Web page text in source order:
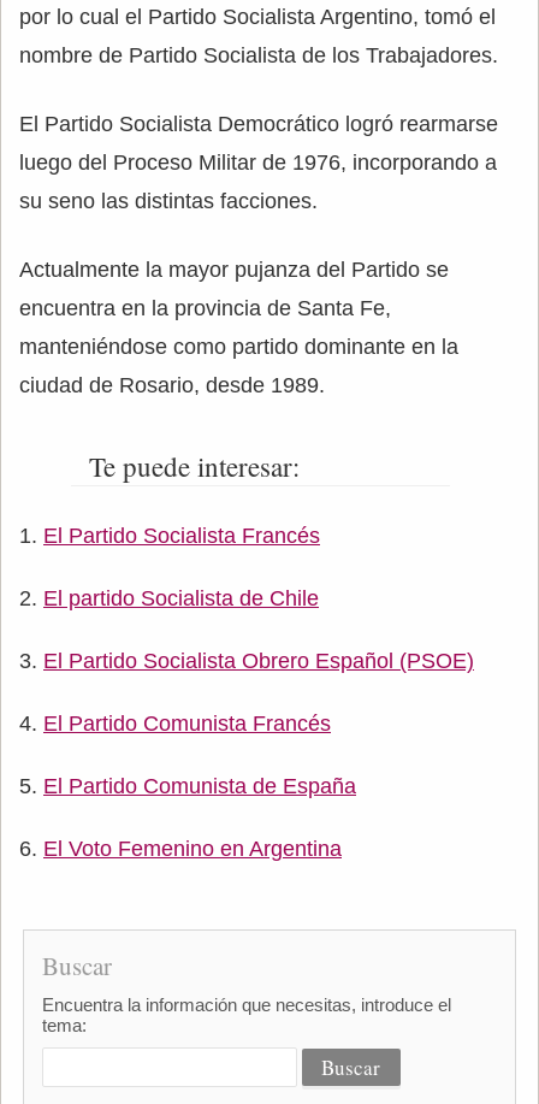
por lo cual el Partido Socialista Argentino, tomó el
nombre de Partido Socialista de los Trabajadores.
El Partido Socialista Democrático logró rearmarse
luego del Proceso Militar de 1976, incorporando a
su seno las distintas facciones.
Actualmente la mayor pujanza del Partido se
encuentra en la provincia de Santa Fe,
manteniéndose como partido dominante en la
ciudad de Rosario, desde 1989.
Te puede interesar:
El Partido Socialista Francés
El partido Socialista de Chile
El Partido Socialista Obrero Español (PSOE)
El Partido Comunista Francés
El Partido Comunista de España
El Voto Femenino en Argentina
Buscar
Encuentra la información que necesitas, introduce el
tema: